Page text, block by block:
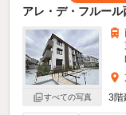
アレ・デ・フルー
すべての写真
3階